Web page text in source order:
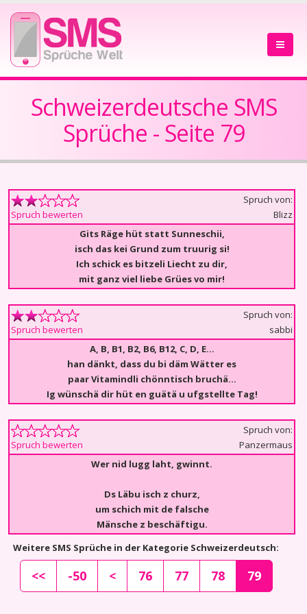
Schweizerdeutsche SMS
Sprüche - Seite 79
Spruch bewerten
Spruch von:
Blizz
Gits Räge hüt statt Sunneschii,
isch das kei Grund zum truurig si!
Ich schick es bitzeli Liecht zu dir,
mit ganz viel liebe Grües vo mir!
Spruch bewerten
Spruch von:
sabbi
A, B, B1, B2, B6, B12, C, D, E...
han dänkt, dass du bi däm Wätter es
paar Vitamindli chönntisch bruchä…
Ig wünschä dir hüt en guätä u ufgstellte Tag!
Spruch bewerten
Spruch von:
Panzermaus
Wer nid lugg laht, gwinnt.
Ds Läbu isch z churz,
um schich mit de falsche
Mänsche z beschäftigu.
Weitere SMS Sprüche in der Kategorie Schweizerdeutsch:
<< -50 < 76 77 78 79